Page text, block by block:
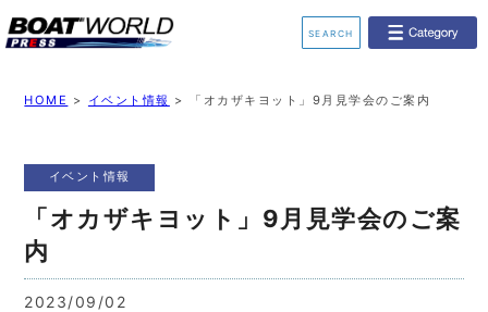
SEARCH
業界ニュース イベント情報
ジェットスキー 釣果情報
HOME > イベント情報 > 「オカザキヨット」9月見学会のご案内
イベント情報
「オカザキヨット」9月見学会のご案
内
2023/09/02